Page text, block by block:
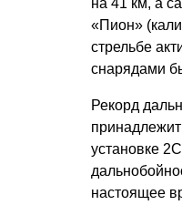
«Пион»
стрельбе
снарядами
Рекорд
установке
настоящее